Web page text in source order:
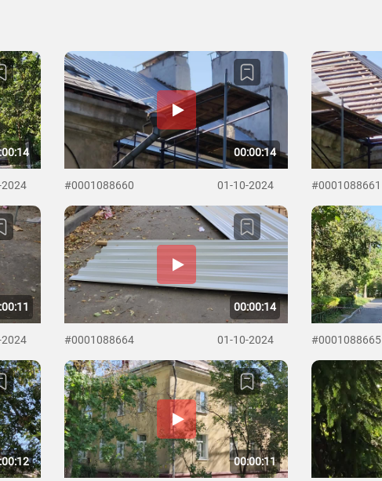
00:00:14
#0001088660 01-10-2024 #0001088661
00:00:14
#0001088664 01-10-2024 #0001088665
00:00:11